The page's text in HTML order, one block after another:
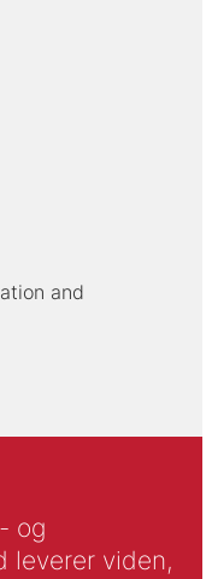
and
og
leverer viden,